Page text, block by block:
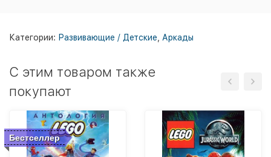
Категории: Развивающие / Детские Аркады
C этим товаром также
покупают
Бестселлер